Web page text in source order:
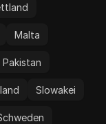
Malta
Pakistan
Slowakei